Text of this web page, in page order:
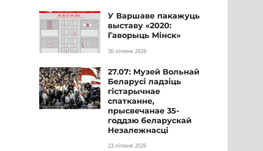
У Варшаве пакажуць
выставу «2020:
Гаворыць Мінск»
30 ліпеня 2026
27.07: Музей Вольнай
Беларусі ладзіць
гістарычнае
спатканне,
прысвечанае 35-
годдзю беларускай
Незалежнасці
23 ліпеня 2026